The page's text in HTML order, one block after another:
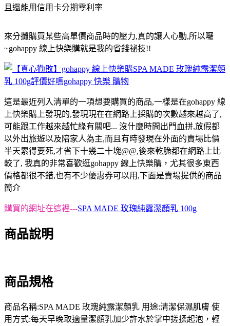
且還能用信用卡分期零利率
來分攤購買某些高單價商品時的壓力,真的讓人心動,所以囉
~gohappy 線上快樂購就是我的省錢祕技!!
這是最近列入清單的一項想要購買的商品,一樣是在gohappy 線
上快樂購上發現的,發現現在在網路上採購的次數越來越高了,
可能跟工作越來越忙綠有關吧... 沒什麼時間出門血拼,放假都
以外出旅遊以及陪家人為主,而且有時發現在外面的賣場比價
半天累得要死,才省下十幾二十塊@@,後來乾脆都在網路上比
較了, 我真的非常喜歡逛gohappy 線上快樂購，尤其很多東西
價格都很不錯,也有不少優惠券可以用,下面是賣場提供的商品
簡介
購買的網址在這裡---SPA MADE 玫瑰純露潔顏乳 100g
商品說明
商品規格
商品名稱:SPA MADE 玫瑰純露潔顏乳 用途:清潔保濕肌膚 使
用方式:每天早晚取適量潔顏乳加少許水於掌中搓揉起泡，輕